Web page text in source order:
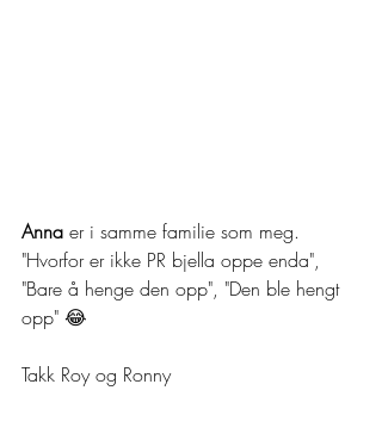
Anna er i samme familie som meg.
"Hvorfor er ikke PR bjella oppe enda",
"Bare å henge den opp", "Den ble hengt
opp" 😂
Takk Roy og Ronny